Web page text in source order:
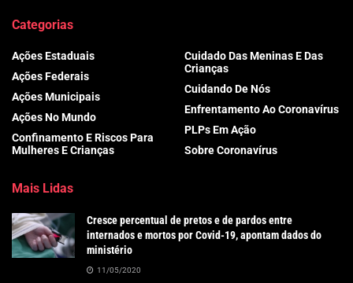
Categorias
Ações Estaduais
Ações Federais
Ações Municipais
Ações No Mundo
Confinamento E Riscos Para
Mulheres E Crianças
Cuidado Das Meninas E Das
Crianças
Cuidando De Nós
Enfrentamento Ao Coronavírus
PLPs Em Ação
Sobre Coronavírus
Mais Lidas
Cresce percentual de pretos e de pardos entre
internados e mortos por Covid-19, apontam dados do
ministério
11/05/2020